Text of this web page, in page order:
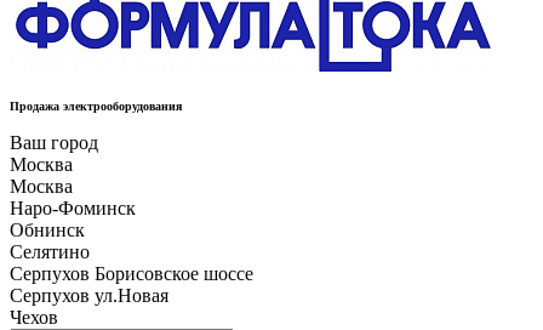
Продажа электрооборудования
Ваш город
Москва
Москва
Наро-Фоминск
Обнинск
Селятино
Серпухов Борисовское шоссе
Серпухов ул.Новая
Чехов